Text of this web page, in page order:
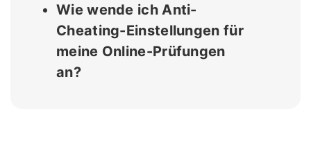
Wie wende ich Anti-
Cheating-Einstellungen für
meine Online-Prüfungen
an?